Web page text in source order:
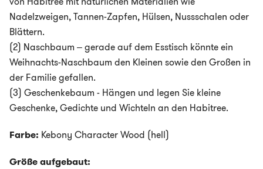
Nadelzweigen, Tannen-Zapfen, Hülsen, Nussschalen oder
Blättern.
(2) Naschbaum – gerade auf dem Esstisch könnte ein
Weihnachts-Naschbaum den Kleinen sowie den Großen in
der Familie gefallen.
(3) Geschenkebaum - Hängen und legen Sie kleine
Geschenke, Gedichte und Wichteln an den Habitree.
Farbe: Kebony Character Wood (hell)
Größe aufgebaut: